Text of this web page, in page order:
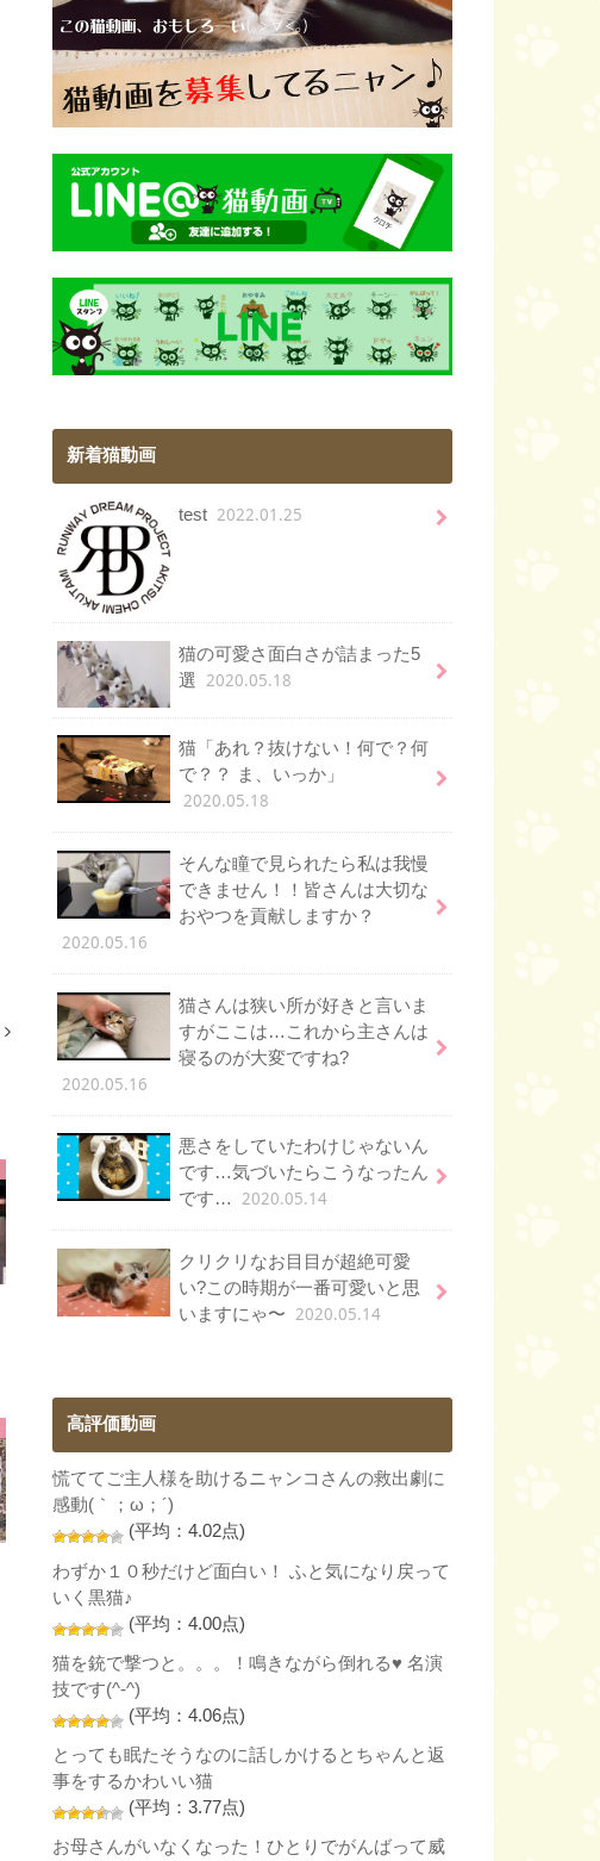
新着猫動画
test 2022.01.25
猫の可愛さ面白さが詰まった5
選 2020.05.18
猫「あれ？抜けない！何で？何
で？？ ま、いっか」
2020.05.18
そんな瞳で見られたら私は我慢
できません！！皆さんは大切な
おやつを貢献しますか？
2020.05.16
猫さんは狭い所が好きと言いま
すがここは…これから主さんは
寝るのが大変ですね?
2020.05.16
悪さをしていたわけじゃないん
です…気づいたらこうなったん
です…
2020.05.14
クリクリなお目目が超絶可愛
い?この時期が一番可愛いと思
いますにゃ〜 2020.05.14
高評価動画
慌ててご主人様を助けるニャンコさんの救出劇に
感動(｀；ω；´)
(平均：4.02点)
わずか１０秒だけど面白い！ ふと気になり戻って
いく黒猫♪
(平均：4.00点)
猫を銃で撃つと。。。！鳴きながら倒れる♥ 名演
技です(^-^)
(平均：4.06点)
とっても眠たそうなのに話しかけるとちゃんと返
事をするかわいい猫
(平均：3.77点)
お母さんがいなくなった！ひとりでがんばって威